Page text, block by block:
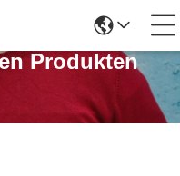
Produkten